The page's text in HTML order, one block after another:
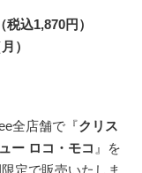
込1,870円）
）
全店舗で『クリス
ー ロコ・モコ 』を